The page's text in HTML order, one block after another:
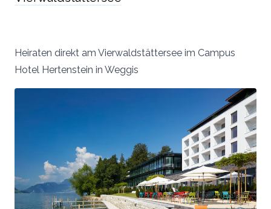
Heiraten direkt am Vierwaldstättersee im Campus
Hotel Hertenstein in Weggis